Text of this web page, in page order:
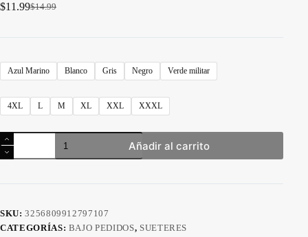
$14.99
El
$14.99.
$11.99El
$11.99.
Azul Marino Blanco Gris Negro Verde militar
4XL L M XL XXL XXXL
Camiseta
Deportiva
Sin
para
Hombre
Añadir al carrito
SKU:3256809912797107
CATEGORÍAS: BAJO PEDIDOS, SUETERES